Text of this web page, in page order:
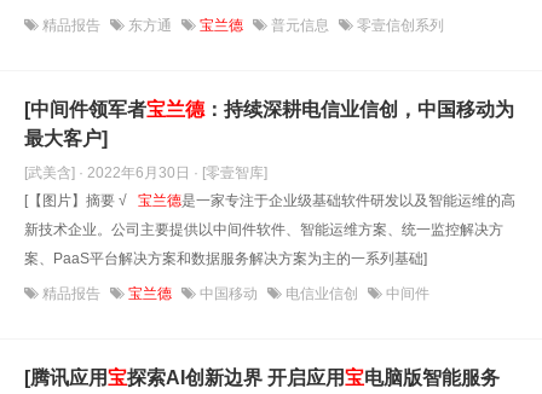
精品报告 东方通 宝兰德 普元信息 零壹信创系列
[中间件领军者宝兰德 ：持续深耕电信业信创，中国移动为
最大客户]
[武美含] · 2022年6月30日 · [零壹智库]
[【图片】摘要 √ 宝兰德是一家专注于企业级基础软件研发以及智能运维的高
新技术企业。公司主要提供以中间件软件、智能运维方案、统一监控解决方
案、PaaS平台解决方案和数据服务解决方案为主的一系列基础]
精品报告 宝兰德 中国移动 电信业信创 中间件
[腾讯应用宝探索AI创新边界 开启应用宝电脑版智能服务